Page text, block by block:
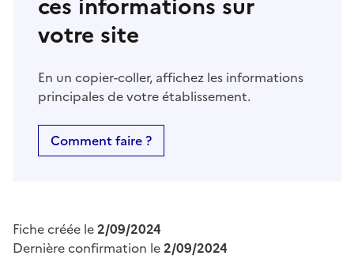
votre site
En un copier-coller, affichez les informations
principales de votre établissement.
Comment faire ?
Fiche créée le2/09/2024
Dernière confirmation le2/09/2024